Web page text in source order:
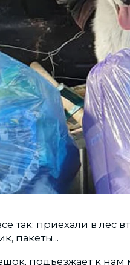
так: приехали в лес
пакеты...
подъезжает к